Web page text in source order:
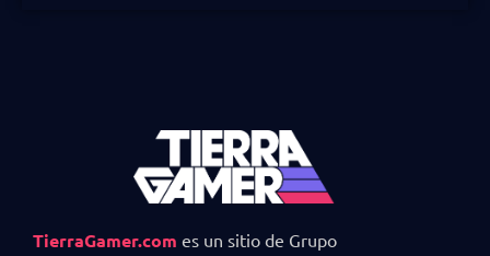
TierraGamer.com es un sitio de Grupo